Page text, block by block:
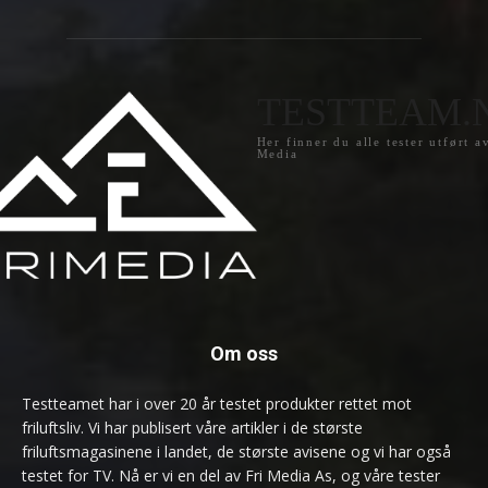
Her finner du alle tester utført
Media
Om oss
Testteamet har i over 20 år testet produkter rettet mot
friluftsliv. Vi har publisert våre artikler i de største
friluftsmagasinene i landet, de største avisene og vi har også
testet for TV. Nå er vi en del av Fri Media As, og våre tester